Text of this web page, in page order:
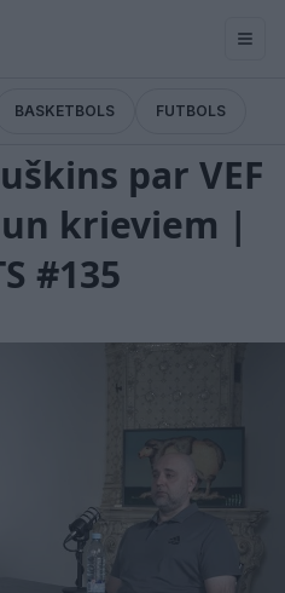
BASKETBOLS FUTBOLS
par VEF
krieviem |
#135